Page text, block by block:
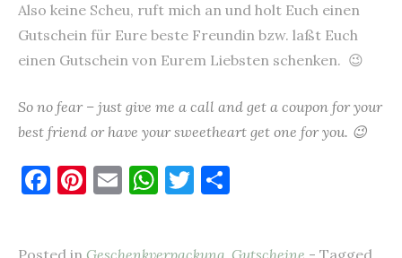
Also keine Scheu, ruft mich an und holt Euch einen
Gutschein für Eure beste Freundin bzw. laßt Euch
einen Gutschein von Eurem Liebsten schenken. 😉
So no fear – just give me a call and get a coupon for your
best friend or have your sweetheart get one for you. 😉
F Pi E W T